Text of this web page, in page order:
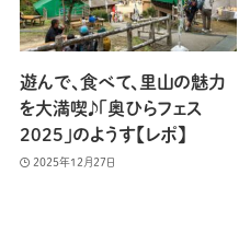
遊んで、食べて、里山の魅力
を大満喫♪「奥ひらフェス
2025」のようす【レポ】
2025年12月27日